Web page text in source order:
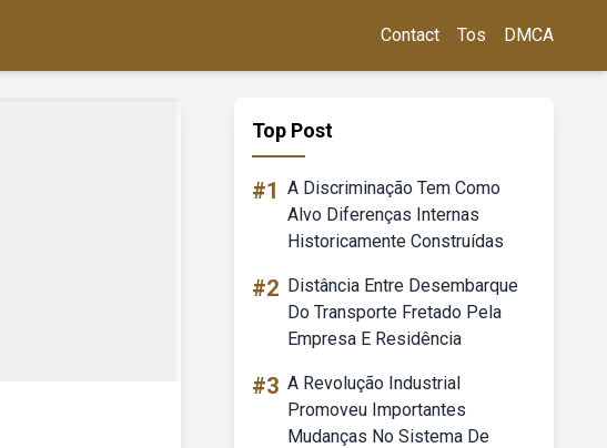
Contact Tos DMCA
Top Post
#1 A Discriminação Tem Como
Alvo Diferenças Internas
Historicamente Construídas
#2 Distância Entre Desembarque
Do Transporte Fretado Pela
Empresa E Residência
#3 A Revolução Industrial
Promoveu Importantes
Mudanças No Sistema De